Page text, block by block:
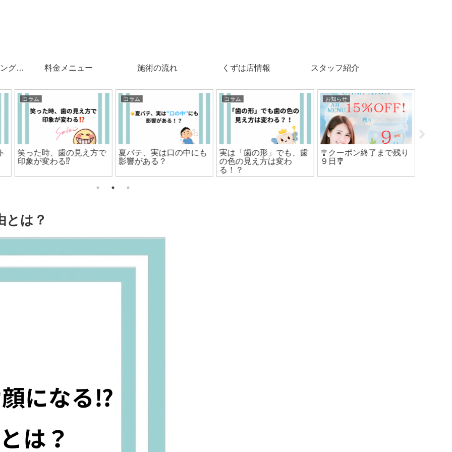
グと 料金メニュー 施術の流れ くずは店情報 スタッフ紹介
コラム
夏バテ、実は口の中にも
影響がある？
コラム
実は「歯の形」でも、歯
の色の見え方は変わ
お知らせ
🎐クーポン終了まで残り
９日🎐
コラム
歯の白い斑点、実は初期
虫歯かも？
とは？